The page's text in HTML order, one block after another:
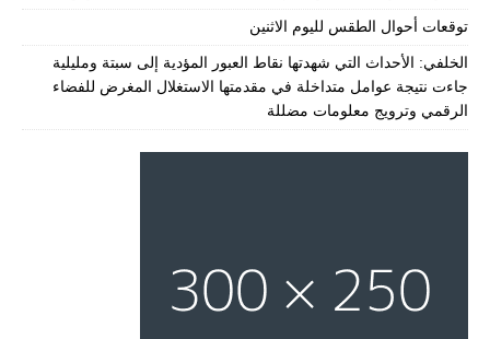
توقعات أحوال الطقس لليوم الاثنين
الخلفي: الأحداث التي شهدتها نقاط العبور المؤدية إلى سبتة ومليلية
جاءت نتيجة عوامل متداخلة في مقدمتها الاستغلال المغرض للفضاء
الرقمي وترويج معلومات مضللة